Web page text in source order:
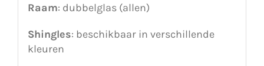
Raam: dubbelglas (allen)
Shingles: beschikbaar in verschillende
kleuren